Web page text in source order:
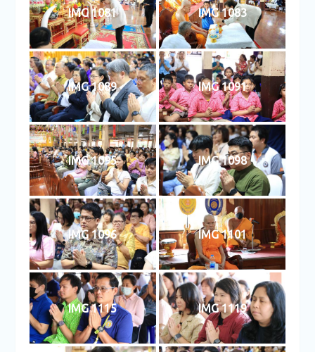
IMG 1081 IMG 1083
IMG 1089 IMG 1091
IMG 1095 IMG 1098
IMG 1096 IMG 1101
IMG 1115 IMG 1119